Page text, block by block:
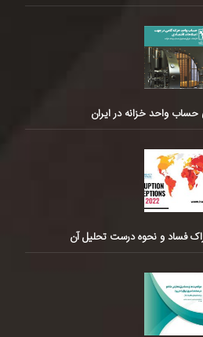
واحد خزانه در ایران
فساد و نحوه درست تحلیل آن